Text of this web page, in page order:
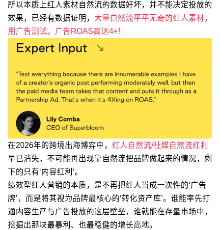
所以本质上红人素材自然流的数据好坏，并不能决定投放的
效果，已经有数据证明， 大量自然流平平无奇的红人素材，
用广告测试，广告ROAS高达4+！
在2026年的跨境出海博弈中， 红人自然流/社媒自然流红利
早已消失，不可能再出现靠自然流把品牌做起来的情况，剩
下的只有‘内容红利’。
绩效型红人营销的本质，是不再把红人当成一次性的‘广告
牌’，而是将其视为品牌最核心的‘转化资产库’。谁能率先打
通内容生产与广告投放的这层壁垒，谁就能在存量市场中，
挖掘出那块最暴利、也最稳健的增长高地。